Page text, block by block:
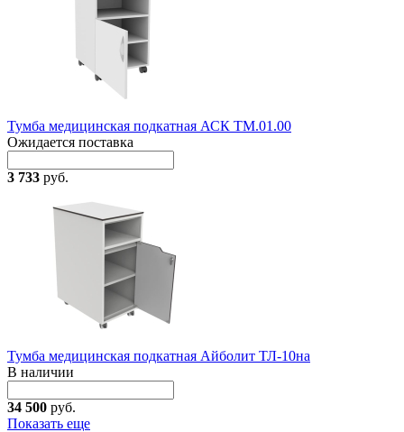
Тумба медицинская подкатная АСК ТМ.01.00
Ожидается поставка
3 733 руб.
Тумба медицинская подкатная Айболит ТЛ-10на
В наличии
34 500 руб.
Показать еще